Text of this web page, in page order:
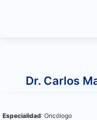
contenidoDr. Carlos
Especialidad: Oncólogo